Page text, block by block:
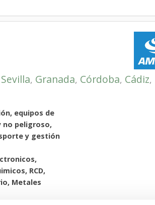
Sevilla, Granada, Córdoba, Cádiz,
equipos de
no peligroso,
y gestión
RCD,
Metales